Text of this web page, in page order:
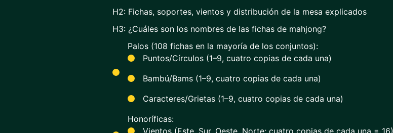
H2: Fichas, soportes, vientos y distribución de la mesa explicados
H3: ¿Cuáles son los nombres de las fichas de mahjong?
Palos (108 fichas en la mayoría de los conjuntos):
Puntos/Círculos (1–9, cuatro copias de cada una)
Bambú/Bams (1–9, cuatro copias de cada una)
Caracteres/Grietas (1–9, cuatro copias de cada una)
Honoríficas:
Vientos (Este, Sur, Oeste, Norte; cuatro copias de cada una = 16)